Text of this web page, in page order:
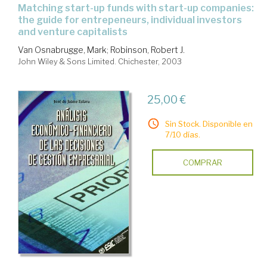
matching start-up funds with start-up companies:
the guide for entrepeneurs, individual investors
and venture capitalists
Van Osnabrugge, Mark; Robinson, Robert J.
John Wiley & Sons Limited. Chichester, 2003
25,00 €
Sin Stock. Disponible en
7/10 días.
COMPRAR